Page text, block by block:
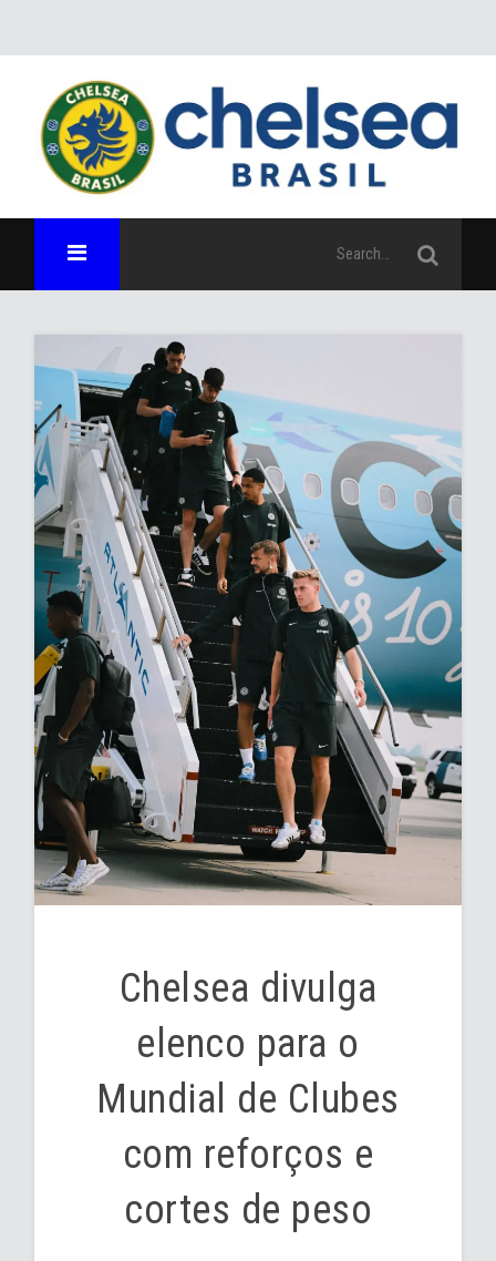
Chelsea divulga
elenco para o
Mundial de Clubes
com reforços e
cortes de peso